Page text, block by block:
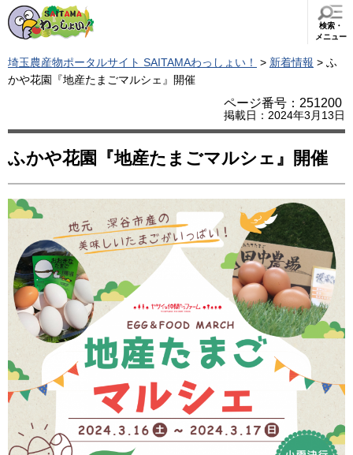
検索・
メニュー
埼玉農産物ポータルサイト SAITAMAわっしょい！ > 新着情報 > ふ
かや花園『地産たまごマルシェ』開催
ページ番号：251200
掲載日：2024年3月13日
ふかや花園『地産たまごマルシェ』開催